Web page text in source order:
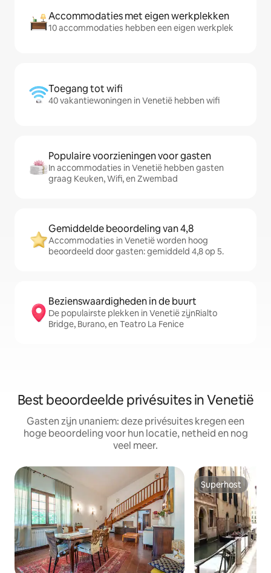
Accommodaties met eigen werkplekken
10 accommodaties hebben een eigen werkplek
Toegang tot wifi
40 vakantiewoningen in Venetië hebben wifi
Populaire voorzieningen voor gasten
In accommodaties in Venetië hebben gasten
graag Keuken, Wifi, en Zwembad
Gemiddelde beoordeling van 4,8
Accommodaties in Venetië worden hoog
beoordeeld door gasten: gemiddeld 4,8 op 5.
Bezienswaardigheden in de buurt
De populairste plekken in Venetië zijnRialto
Bridge, Burano, en Teatro La Fenice
Best beoordeelde privésuites in Venetië
Gasten zijn unaniem: deze privésuites kregen een
hoge beoordeling voor hun locatie, netheid en nog
veel meer.
Superhost
Superhost